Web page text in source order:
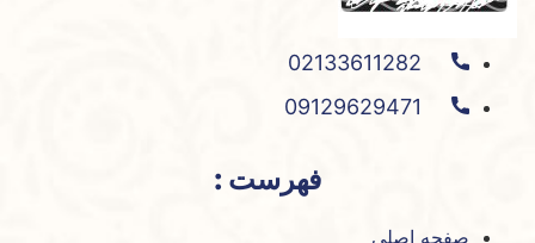
02133611282
09129629471
فهرست :
صفحه اصلی